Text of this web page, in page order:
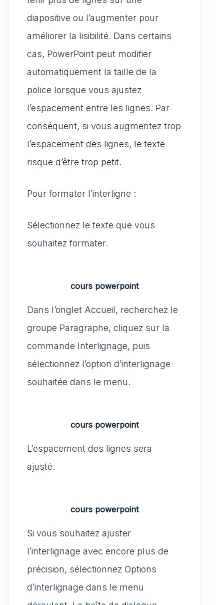
diapositive ou l’augmenter pour
améliorer la lisibilité. Dans certains
cas, PowerPoint peut modifier
automatiquement la taille de la
police lorsque vous ajustez
l’espacement entre les lignes. Par
conséquent, si vous augmentez trop
l’espacement des lignes, le texte
risque d’être trop petit.
Pour formater l’interligne :
Sélectionnez le texte que vous
souhaitez formater.
cours powerpoint
Dans l’onglet Accueil, recherchez le
groupe Paragraphe, cliquez sur la
commande Interlignage, puis
sélectionnez l’option d’interlignage
souhaitée dans le menu.
cours powerpoint
L’espacement des lignes sera
ajusté.
cours powerpoint
Si vous souhaitez ajuster
l’interlignage avec encore plus de
précision, sélectionnez Options
d’interlignage dans le menu